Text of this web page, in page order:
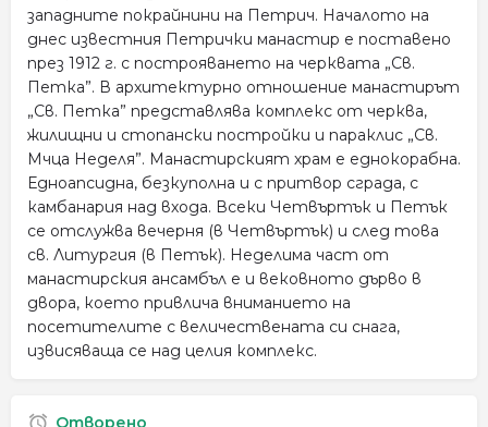
западните покрайнини на Петрич. Началото на
днес известния Петрички манастир е поставено
през 1912 г. с построяването на черквата „Св.
Петка”. В архитектурно отношение манастирът
„Св. Петка” представлява комплекс от черква,
жилищни и стопански постройки и параклис „Св.
Мчца Неделя”. Манастирският храм е еднокорабна.
Едноапсидна, безкуполна и с притвор сграда, с
камбанария над входа. Всеки Четвъртък и Петък
се отслужва вечерня (в Четвъртък) и след това
св. Литургия (в Петък). Неделима част от
манастирския ансамбъл е и вековното дърво в
двора, което привлича вниманието на
посетителите с величествената си снага,
извисяваща се над целия комплекс.
Отворено